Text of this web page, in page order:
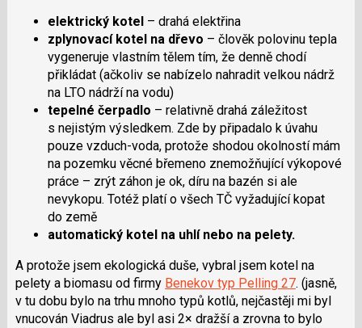
elektrický kotel – drahá elektřina
zplynovací kotel na dřevo – člověk polovinu tepla
vygeneruje vlastním tělem tím, že denně chodí
přikládat (ačkoliv se nabízelo nahradit velkou nádrž
na LTO nádrží na vodu)
tepelné čerpadlo – relativně drahá záležitost
s nejistým výsledkem. Zde by připadalo k úvahu
pouze vzduch-voda, protože shodou okolností mám
na pozemku věcné břemeno znemožňující výkopové
práce – zrýt záhon je ok, díru na bazén si ale
nevykopu. Totéž platí o všech TČ vyžadující kopat
do země
automatický kotel na uhlí nebo na pelety.
A protože jsem ekologická duše, vybral jsem kotel na
pelety a biomasu od firmy Benekov typ Pelling 27. (jasně,
v tu dobu bylo na trhu mnoho typů kotlů, nejčastěji mi byl
vnucován Viadrus ale byl asi 2× dražší a zrovna to bylo